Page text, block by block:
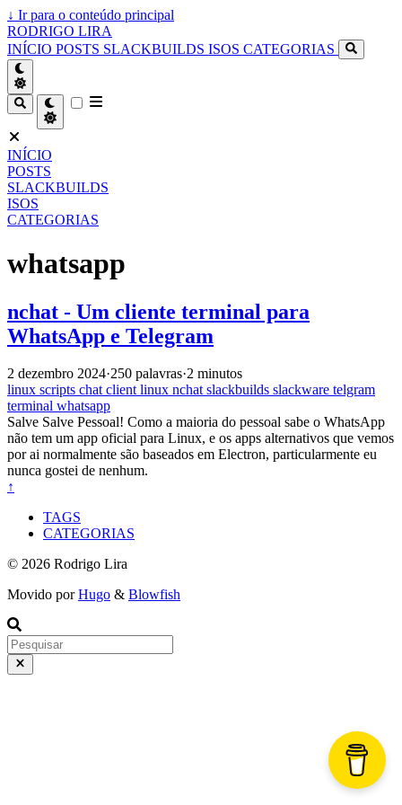
↓ Ir para o conteúdo principal
RODRIGO LIRA
INÍCIO POSTS SLACKBUILDS ISOS CATEGORIAS
INÍCIO
POSTS
SLACKBUILDS
ISOS
CATEGORIAS
whatsapp
nchat - Um cliente terminal para
WhatsApp e Telegram
2 dezembro 2024·250 palavras·2 minutos
linux scripts chatclientlinux nchatslackbuilds slackware telgram
terminal whatsapp
Salve Salve Pessoal! Como a maioria do pessoal sabe o WhatsApp
não tem um app oficial para Linux, e os apps alternativos que vemos
por ai normalmente são baseados em Electron, particularmente eu
nunca gostei de nenhum.
↑
TAGS
CATEGORIAS
© 2026 Rodrigo Lira
Movido porHugo & Blowfish